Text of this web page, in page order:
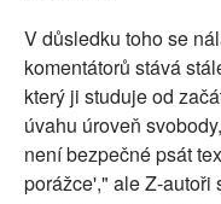
V důsledku toho se
komentátorů stává
který ji studuje od
úvahu úroveň
není bezpečné psát
porážce'," ale Z-autoři